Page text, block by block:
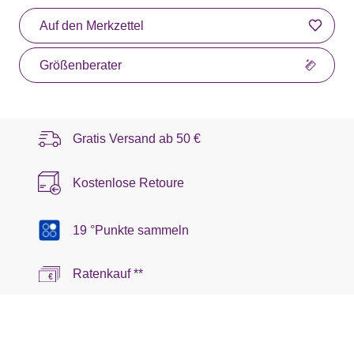
Auf den Merkzettel
Größenberater
Gratis Versand ab 50 €
Kostenlose Retoure
19 °Punkte sammeln
Ratenkauf **